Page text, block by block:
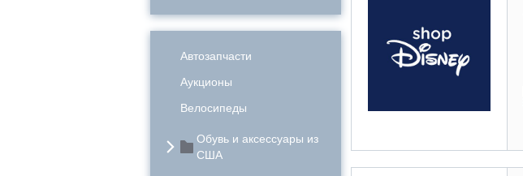
Автозапчасти
Аукционы
Велосипеды
Обувь и аксессуары из
США